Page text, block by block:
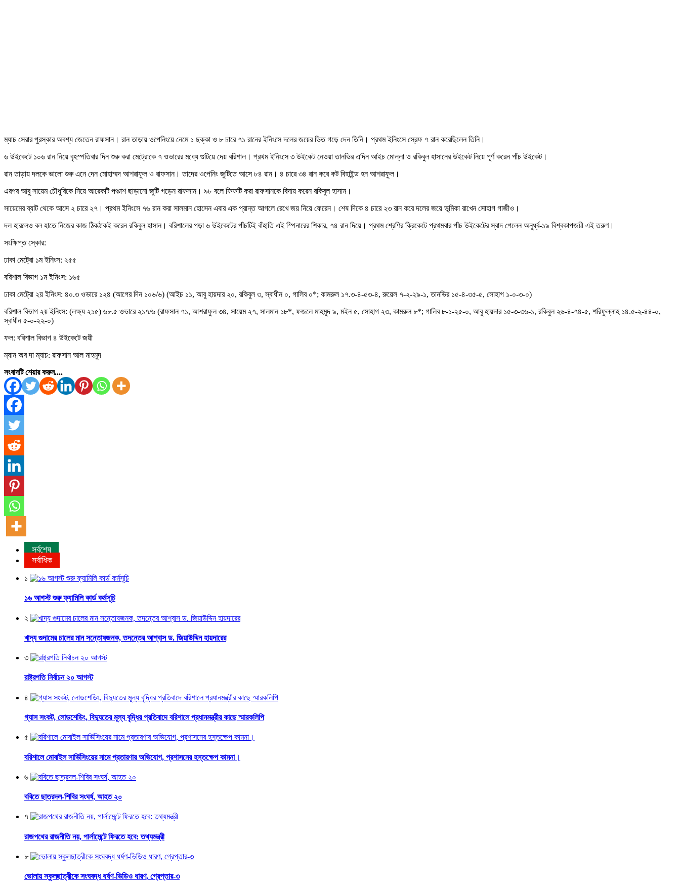
ম্যাচ সেরার পুরস্কার অবশ্য জেতেন রাফসান। রান তাড়ায় ওপেনিংয়ে নেমে ১ ছক্কা ও ৮ চারে ৭১ রানের ইনিংসে দলের জয়ের ভিত গড়ে দেন তিনি। প্রথম ইনিংসে স্রেফ ৭ রান করেছিলেন তিনি।
৬ উইকেটে ১০৬ রান নিয়ে বৃহস্পতিবার দিন শুরু করা মেট্রোকে ৭ ওভারের মধ্যে গুটিয়ে দেয় বরিশাল। প্রথম ইনিংসে ৩ উইকেট নেওয়া তানভির এদিন আইচ মোল্লা ও রকিবুল হাসানের উইকেট নিয়ে পূর্ণ করেন পাঁচ উইকেট।
রান তাড়ায় দলকে ভালো শুরু এনে দেন মোহাম্মদ আশরাফুল ও রাফসান। তাদের ওপেনিং জুটিতে আসে ৮৪ রান। ৪ চারে ৩৪ রান করে কট বিহাইন্ড হন আশরাফুল।
এরপর আবু সায়েম চৌধুরিকে নিয়ে আরেকটি পঞ্চাশ ছাড়ানো জুটি গড়েন রাফসান। ৯৮ বলে ফিফটি করা রাফসানকে বিদায় করেন রকিবুল হাসান।
সায়েমের ব্যাট থেকে আসে ২ চারে ২৭। প্রথম ইনিংসে ৭৬ রান করা সালমান হোসেন এবার এক প্রান্ত আগলে রেখে জয় নিয়ে ফেরেন। শেষ দিকে ৪ চারে ২৩ রান করে দলের জয়ে ভূমিকা রাখেন সোহাগ গাজীও।
দল হারলেও বল হাতে নিজের কাজ ঠিকঠাকই করেন রকিবুল হাসান। বরিশালের পড়া ৬ উইকেটের পাঁচটিই বাঁহাতি এই স্পিনারের শিকার, ৭৪ রান দিয়ে। প্রথম শ্রেণির ক্রিকেটে প্রথমবার পাঁচ উইকেটের স্বাদ পেলেন অনূর্ধ্ব-১৯ বিশ্বকাপজয়ী এই তরুণ।
সংক্ষিপ্ত স্কোর:
ঢাকা মেট্রো ১ম ইনিংস: ২৫৫
বরিশাল বিভাগ ১ম ইনিংস: ১৬৫
ঢাকা মেট্রো ২য় ইনিংস: ৪০.৩ ওভারে ১২৪ (আগের দিন ১০৬/৬) (আইচ ১১, আবু হায়দার ২০, রকিবুল ৩, স্বাধীন ০, গালিব ০*; কামরুল ১৭.৩-৪-৫৩-৪, রুয়েল ৭-২-২৯-১, তানভির ১৫-৪-৩৫-৫, সোহাগ ১-০-৩-০)
বরিশাল বিভাগ ২য় ইনিংস: (লক্ষ্য ২১৫) ৬৮.৫ ওভারে ২১৭/৬ (রাফসান ৭১, আশরাফুল ৩৪, সায়েম ২৭, সালমান ১৮*, ফজলে মাহমুদ ৯, মইন ৫, সোহাগ ২৩, কামরুল ৮*; গালিব ৮-১-২৫-০, আবু হায়দার ১৫-৩-৩৬-১, রকিবুল ২৬-৪-৭৪-৫, শরিফুল্লাহ ১৪.৫-২-৪৪-০,
স্বাধীন ৫-০-২২-০)
ফল: বরিশাল বিভাগ ৪ উইকেটে জয়ী
ম্যান অব দা ম্যাচ: রাফসান আল মাহমুদ
সংবাদটি শেয়ার করুন....
সর্বশেষ
সর্বাধিক
১
১৬ আগস্ট শুরু ফ্যামিলি কার্ড কর্মসূচি
২
খাদ্য গুদামের চালের মান সন্তোষজনক, তদন্তের আশ্বাস ড. জিয়াউদ্দিন হায়দারের
৩
রাষ্ট্রপতি নির্বাচন ২০ আগস্ট
৪
গ্যাস সংকট, লোডশেডিং, বিদ্যুতের মূল্য বৃদ্ধির প্রতিবাদে বরিশালে প্রধানমন্ত্রীর কাছে স্মারকলিপি
৫
বরিশালে মোবাইল সার্ভিসিংয়ের নামে প্রতারণার অভিযোগ, প্রশাসনের হস্তক্ষেপ কামনা।
৬
ববিতে ছাত্রদল-শিবির সংঘর্ষ, আহত ২০
৭
রাজপথের রাজনীতি নয়, পার্লামেন্টে ফিরতে হবে: তথ্যমন্ত্রী
৮
ভোলায় স্কুলছাত্রীকে সংঘবদ্ধ ধর্ষণ-ভিডিও ধারণ, গ্রেপ্তার-৩